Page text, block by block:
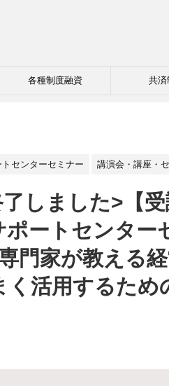
各種制度融資 共済
センターセミナー 講演会・講座・
しました>【受
ートセンター
門家が教える
く活用するため